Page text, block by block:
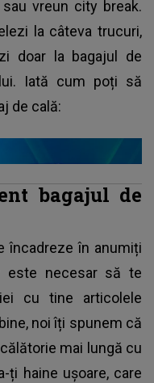
vreun city break.
la câteva trucuri,
doar la bagajul de
Iată cum poți să
de cală:
bagajul de
încadreze în anumiți
este necesar să te
cu tine articolele
noi îți spunem că
mai lungă cu
ți haine ușoare, care